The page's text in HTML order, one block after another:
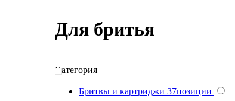
Для бритья
Категория
Бритвы и картриджи 37позиции